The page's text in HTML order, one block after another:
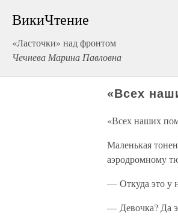
ВикиЧтение
«Ласточки» над фронтом
Чечнева Марина Павловна
«Всех
«Всех наших
Маленькая
аэродромному
— Откуда это у
— Девочка? Да